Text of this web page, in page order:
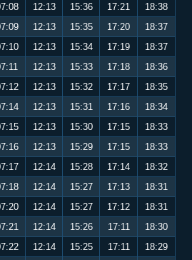
12:13 15:36 17:21
18:38
12:13 15:35 17:20
18:37
12:13 15:34 17:19
18:37
12:13 15:33 17:18
18:36
12:13 15:32 17:17
18:35
12:13 15:31 17:16
18:34
12:13 15:30 17:15
18:33
12:13 15:29 17:15
18:33
12:14 15:28 17:14
18:32
12:14 15:27 17:13
18:31
12:14 15:27 17:12
18:31
12:14 15:26 17:11
18:30
12:14 15:25 17:11
18:29